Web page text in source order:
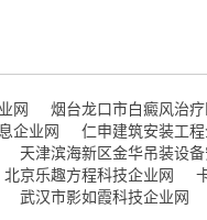
网
烟台龙口市白癜风治
企业网
仁申建筑安装工
天津滨海新区金华吊装设
北京乐趣方程科技企业网
武汉市影如霞科技企业网